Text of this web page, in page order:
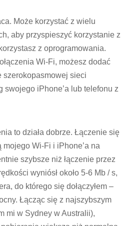
Może korzystać z wielu
aby przyspieszyć korzystanie z
z oprogramowania.
Wi-Fi, możesz dodać
szerokopasmowej sieci
swojego iPhone’a lub telefonu z
to działa dobrze. Łączenie się
Wi-Fi i iPhone’a na
szybsze niż łączenie przez
wyniósł około 5-6 Mb / s,
do którego się dołączyłem –
Łącząc się z najszybszym
mi w Sydney w Australii),